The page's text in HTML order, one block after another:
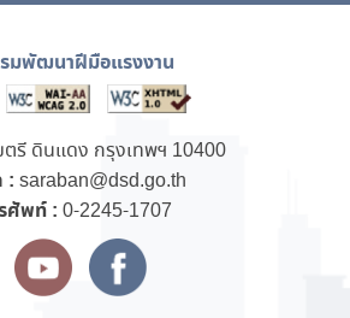
มพัฒนาฝีมือแรงงาน
ตรี ดินแดง กรุงเทพฯ 10400
: saraban@dsd.go.th
ศัพท์ : 0-2245-1707